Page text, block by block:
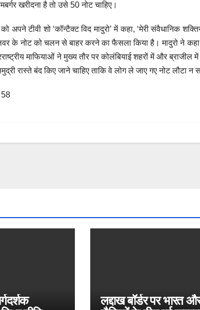
खरीदना है तो उसे 50 नोट चाहिए।
को अपने टीवी शो ‘कॉन्टैक्ट विद मादुरो’ में कहा, ‘मेरी
के नोट को चलन से बाहर करने का फैसला किया है। मादुरो ने
माफियाओं ने मुख्य तौर पर कोलंबियाई शहरों में और
रास्ते बंद किए जाने चाहिए ताकि वे लोग ले जाए गए नोट लौटा न
58
लद्दाख बॉर्डर पर भारत